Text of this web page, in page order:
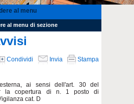
al menu
al menu di sezione
Condividi Invia
Stampa
ai sensi dell'art. 30 del
la copertura di n. 1 posto di
cat. D